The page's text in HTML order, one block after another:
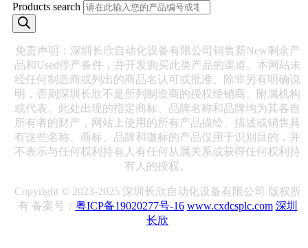
Products search
免责声明：深圳长欣自动化设备有限公司销售新New剩余产
品和Used停产备件，并开发购买此类产品的渠道。本网站未
经任何制造商或列出的商品名认可或批准。除非另有明确说
明，否则深圳长欣不是所列制造商的授权经销商、附属机构
或代表。此处出现的指定商标、品牌名称和品牌均为其各自
所有者的财产，网站上使用的所有产品描绘、描述或销售具
有这些名称、商标、品牌和徽标的产品仅用于识别目的，并
不表示与任何权利持有人有任何从属关系或获得任何权利持
有人的授权。
Copyright © 2023-2025 深圳长欣自动化设备有限公司 版权所
有 备案号： 粤ICP备19020277号-16 www.cxdcsplc.com 深圳
长欣